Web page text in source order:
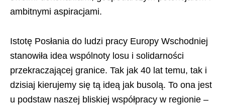
ambitnymi aspiracjami.
Istotę Posłania do ludzi pracy Europy Wschodniej
stanowiła idea wspólnoty losu i solidarności
przekraczającej granice. Tak jak 40 lat temu, tak i
dzisiaj kierujemy się tą ideą jak busolą. To ona jest
u podstaw naszej bliskiej współpracy w regionie –